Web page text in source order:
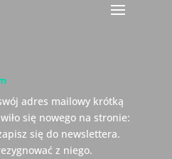
adres mailowy krótką
się nowego na stronie:
się do newslettera.
z niego.